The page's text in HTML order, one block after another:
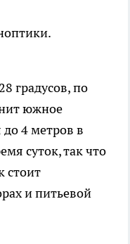
градусов, по
южное
до 4 метров в
суток, так что
стоит
и питьевой